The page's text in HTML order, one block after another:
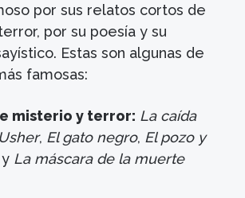
por sus relatos cortos de
por su poesía y su
Estas son algunas de
famosas:
misterio y terror: La caída
, El gato negro, El pozo y
La máscara de la muerte